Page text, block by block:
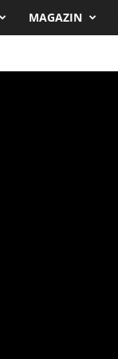
MAGAZIN